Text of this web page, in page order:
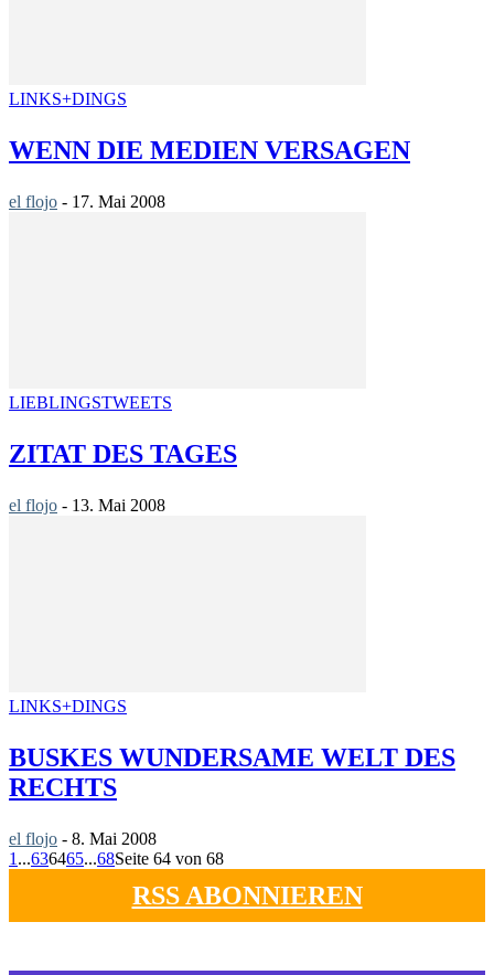
LINKS+DINGS
WENN DIE MEDIEN VERSAGEN
el flojo - 17. Mai 2008
LIEBLINGSTWEETS
ZITAT DES TAGES
el flojo - 13. Mai 2008
LINKS+DINGS
BUSKES WUNDERSAME WELT DES
RECHTS
el flojo - 8. Mai 2008
1 ...636465...68Seite 64 von 68
RSS ABONNIEREN